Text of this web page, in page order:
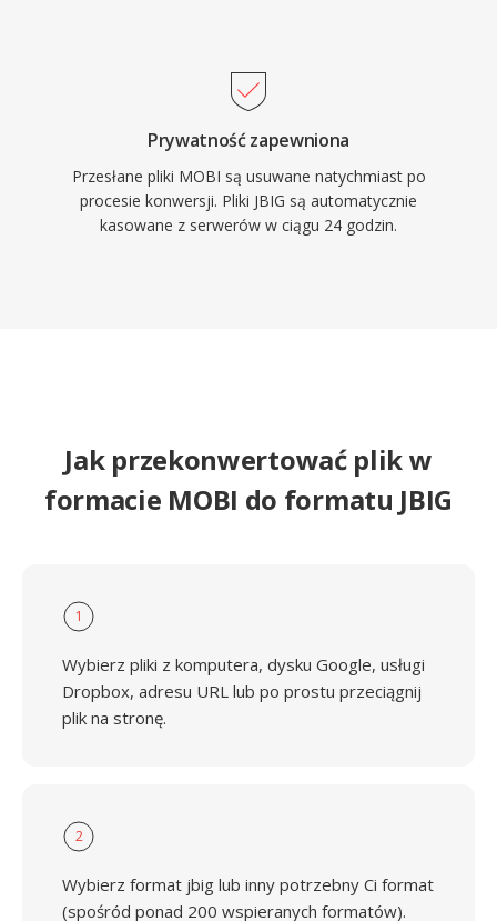
Prywatność zapewniona
Przesłane pliki MOBI są usuwane natychmiast po
procesie konwersji. Pliki JBIG są automatycznie
kasowane z serwerów w ciągu 24 godzin.
Jak przekonwertować plik w
formacie MOBI do formatu JBIG
1
Wybierz pliki z komputera, dysku Google, usługi
Dropbox, adresu URL lub po prostu przeciągnij
plik na stronę.
2
Wybierz format jbig lub inny potrzebny Ci format
(spośród ponad 200 wspieranych formatów).